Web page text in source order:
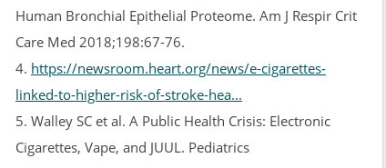
Human Bronchial Epithelial Proteome. Am J Respir Crit
Care Med 2018;198:67-76.
4. https://newsroom.heart.org/news/e-cigarettes-
linked-to-higher-risk-of-stroke-hea...
5. Walley SC et al. A Public Health Crisis: Electronic
Cigarettes, Vape, and JUUL. Pediatrics